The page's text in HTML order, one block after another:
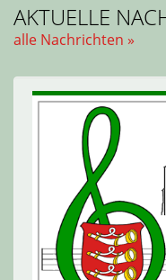
AKTUELLE
alle Nachrichten »